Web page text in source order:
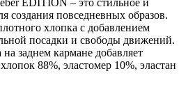
создания повседневных образов.
хлопка с добавлением
посадки и свободы движений.
заднем кармане добавляет
88%, эластомер 10%, эластан